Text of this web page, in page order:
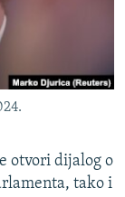
otvori dijalog o
tako i